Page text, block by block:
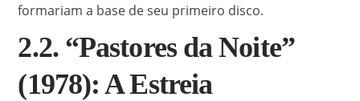
formariam a base de seu primeiro disco.
2.2. “Pastores da Noite”
(1978): A Estreia